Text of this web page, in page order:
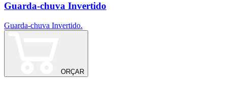
Guarda-chuva Invertido
Guarda-chuva Invertido.
ORÇAR